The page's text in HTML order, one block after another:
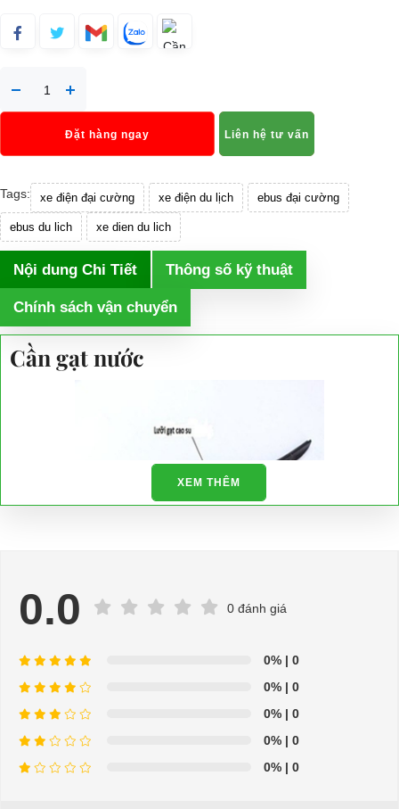
Đặt hàng ngay Liên hệ tư vấn
Tags: xe điện đại cường xe điện du lịch ebus đại cường
ebus du lich xe dien du lich
Nội dung Chi Tiết Thông số kỹ thuật
Chính sách vận chuyển
Cần gạt nước
⇒ Xem thêm:
Bạn nên chọn mua Xe điện sân golf chất lượng giá
Để được tư vấn thêm về cách sử dụng xe ô tô điện để tăng tuổi thọ
cho xe hoặc có vấn đề gì cần được hỗ trợ, quý khách vui lòng liên
XEM THÊM
0.0 0 đánh giá
0% | 0
0% | 0
0% | 0
0% | 0
0% | 0